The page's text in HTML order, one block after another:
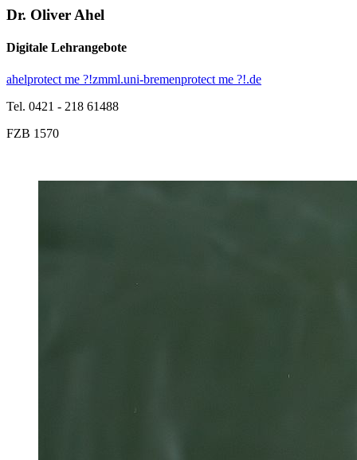
Dr. Oliver Ahel
Digitale Lehrangebote
ahelprotect me ?!zmml.uni-bremenprotect me ?!.de
Tel. 0421 - 218 61488
FZB 1570